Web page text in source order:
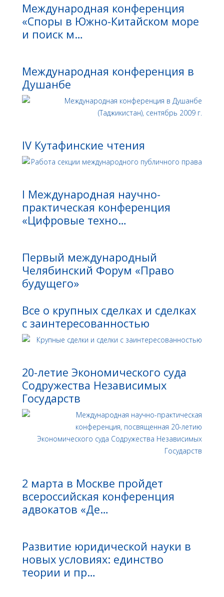
Международная конференция
«Споры в Южно-Китайском море
и поиск м…
Международная конференция в
Душанбе
IV Кутафинские чтения
I Международная научно-
практическая конференция
«Цифровые техно…
Первый международный
Челябинский Форум «Право
будущего»
Все о крупных сделках и сделках
с заинтересованностью
20-летие Экономического суда
Содружества Независимых
Государств
2 марта в Москве пройдет
всероссийская конференция
адвокатов «Де…
Развитие юридической науки в
новых условиях: единство
теории и пр…